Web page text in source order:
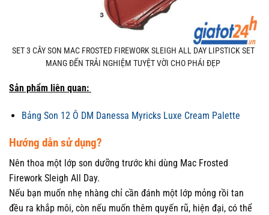
SET 3 CÂY SON MAC FROSTED FIREWORK SLEIGH ALL DAY LIPSTICK SET
MANG ĐẾN TRẢI NGHIỆM TUYỆT VỜI CHO PHÁI ĐẸP
Sản phẩm liên quan:
Bảng Son 12 Ô DM Danessa Myricks Luxe Cream Palette
Hướng dẫn sử dụng?
Nên thoa một lớp son dưỡng trước khi dùng Mac Frosted
Firework Sleigh All Day.
Nếu bạn muốn nhẹ nhàng chỉ cần đánh một lớp mỏng rồi tan
đều ra khắp môi, còn nếu muốn thêm quyến rũ, hiện đại, có thể